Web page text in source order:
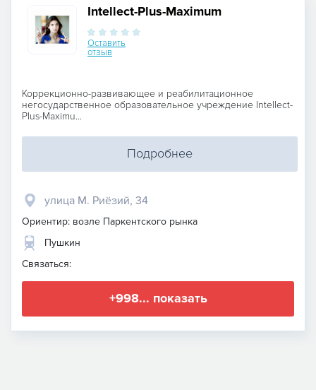
Intellect-Plus-Maximum
Оставить
отзыв
Коррекционно-развивающее и реабилитационное
негосударственное образовательное учреждение Intellect-
Plus-Maximu...
Подробнее
улица М. Риёзий, 34
Ориентир: возле Паркентского рынка
Пушкин
Связаться:
+998... показать